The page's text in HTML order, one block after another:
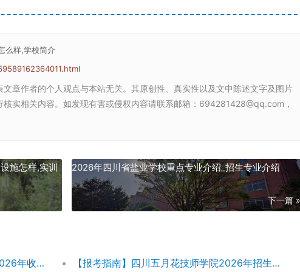
么样,学校简介
文章作者的个人观点与本站无关。其原创性、真实性以及文中陈述文字及图片
实相关内容。如发现有害或侵权内容请联系邮箱：694281428@qq.com，
施怎样,实训
2026年四川省盐业学校重点专业介绍_招生专业介绍
下一篇 »
【五月花学费】四川五月花技师学院2026年收费标准及招生专业 【报考指南】四川五月花技师学院2026年招生简章及学费表